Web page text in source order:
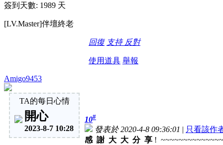
簽到天數: 1989 天
[LV.Master]伴壇終老
回復 支持 反對
使用道具 舉報
Amigo9453
TA的每日心情
開心
2023-8-7 10:28
10#
發表於 2020-4-8 09:36:01 | 只看該作
感 謝 大 大 分 享 !